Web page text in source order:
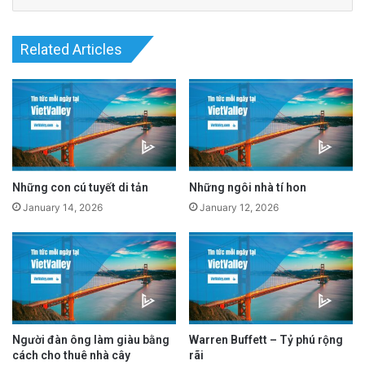
Vào những năm 1930, ông định cư tại Winton,
một thị trấn nhỏ lấp lánh dưới ánh nắng chói
chang. Tại đây, với ít ỏi công cụ và một máy
bơm nước, Willie bắt đầu trồng rau trên một
mảnh đất nhỏ ven bờ sông khô cạn.
advertisement
Related Articles
Những con cú tuyết di tản
January 14, 2026
Những ngôi nhà tí hon
January 12, 2026
Người đàn ông làm giàu bằng
cách cho thuê nhà cây
Warren Buffett – Tỷ phú rộng
rãi